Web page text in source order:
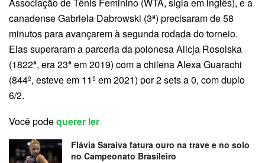
Associação de Tênis Feminino (WTA, sigla em inglês), e a
canadense Gabriela Dabrowski (3ª) precisaram de 58
minutos para avançarem à segunda rodada do torneio.
Elas superaram a parceria da polonesa Alicja Rosolska
(1822ª, era 23ª em 2019) com a chilena Alexa Guarachi
(844ª, esteve em 11º em 2021) por 2 sets a 0, com duplo
6/2.
Você podequerer ler
Flávia Saraiva fatura ouro na trave e no solo
no Campeonato Brasileiro